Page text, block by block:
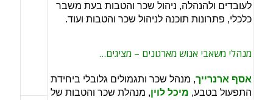
לעובדים ולהנהלה, ניהול שכר והטבות בעת משבר
כלכלי, פתרונות תוכנה לניהול שכר והטבות ועוד.
מנהלי משאבי אנוש מארגונים – מציגים…
אסף ארנרייך, מנהל שכר ותגמולים גלובלי ביחידת
התפעול בטבע, מיכל לוין, מנהלת שכר והטבות של